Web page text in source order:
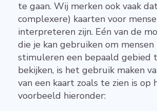
te gaan. Wij merken ook vaak
complexere) kaarten voor
interpreteren zijn. Eén van de
die je kan gebruiken om mensen
stimuleren een bepaald gebied
bekijken, is het gebruik maken
van een kaart zoals te zien is op
voorbeeld hieronder: